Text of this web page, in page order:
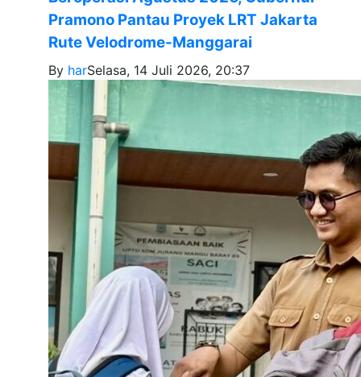
Pramono Pantau Proyek LRT Jakarta
Rute Velodrome-Manggarai
By harSelasa, 14 Juli 2026, 20:37